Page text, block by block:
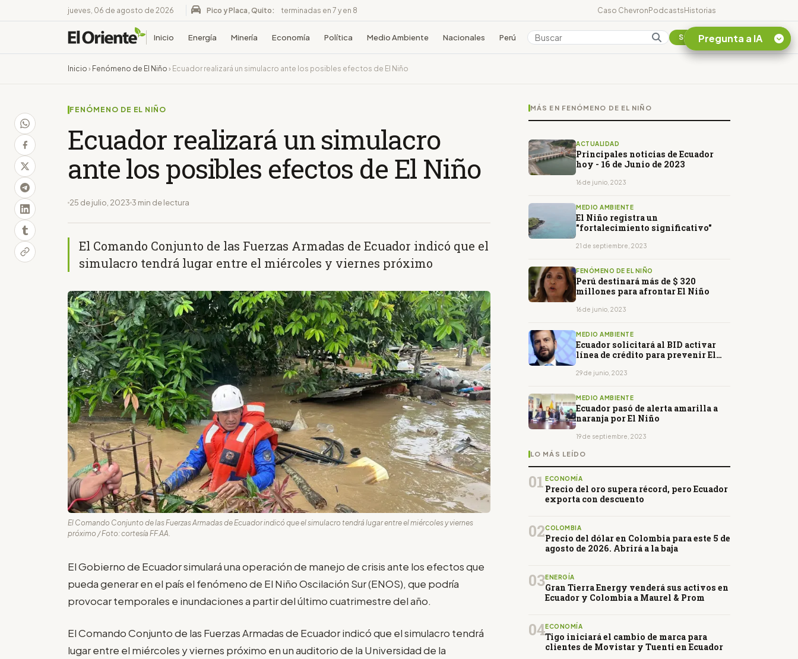
jueves, 06 de agosto de 2026 Pico y Placa, Quito: terminadas en 7 y en 8 Caso ChevronPodcastsHistorias
Inicio Energía Minería Economía Política Medio Ambiente Nacionales Perú Colombia Suscribirse
Inicio › Fenómeno de El Niño › Ecuador realizará un simulacro ante los posibles efectos de El Niño
FENÓMENO DE EL NIÑO
Ecuador realizará un simulacro
ante los posibles efectos de El Niño
25 de julio, 2023 3 min de lectura
El Comando Conjunto de las Fuerzas Armadas de Ecuador indicó que el
simulacro tendrá lugar entre el miércoles y viernes próximo
El Comando Conjunto de las Fuerzas Armadas de Ecuador indicó que el simulacro tendrá lugar entre el miércoles y viernes
próximo / Foto: cortesía FF.AA.
El Gobierno de Ecuador simulará una operación de manejo de crisis ante los efectos que
pueda generar en el país el fenómeno de El Niño Oscilación Sur (ENOS), que podría
provocar temporales e inundaciones a partir del último cuatrimestre del año.
El Comando Conjunto de las Fuerzas Armadas de Ecuador indicó que el simulacro tendrá
lugar entre el miércoles y viernes próximo en un auditorio de la Universidad de la
MÁS EN FENÓMENO DE EL NIÑO
ACTUALIDAD
Principales noticias de Ecuador
hoy - 16 de Junio de 2023
16 de junio, 2023
MEDIO AMBIENTE
El Niño registra un
"fortalecimiento significativo"
21 de septiembre, 2023
FENÓMENO DE EL NIÑO
Perú destinará más de $ 320
millones para afrontar El Niño
16 de junio, 2023
MEDIO AMBIENTE
Ecuador solicitará al BID activar
línea de crédito para prevenir El
29 de junio, 2023
MEDIO AMBIENTE
Ecuador pasó de alerta amarilla a
naranja por El Niño
19 de septiembre, 2023
LO MÁS LEÍDO
01 ECONOMÍA
Precio del oro supera récord, pero Ecuador
exporta con descuento
02COLOMBIA
Precio del dólar en Colombia para este 5 de
agosto de 2026. Abrirá a la baja
03ENERGÍA
Gran Tierra Energy venderá sus activos en
Ecuador y Colombia a Maurel & Prom
04ECONOMÍA
Tigo iniciará el cambio de marca para
clientes de Movistar y Tuenti en Ecuador
Pregunta a IA